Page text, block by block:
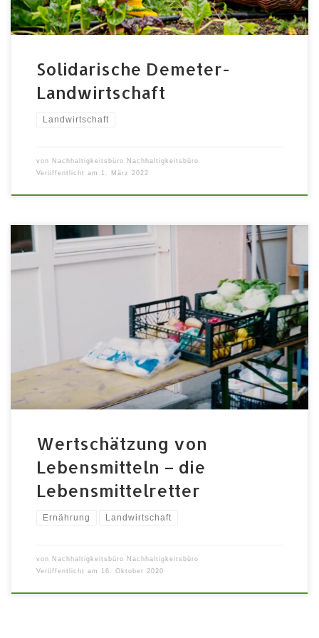
Solidarische Demeter-
Landwirtschaft
Landwirtschaft
von Nachhaltigkeitsbüro Nachhaltigkeitsbüro
Veröffentlicht am
1. März 2022
Lebensmittel retten & mehr bietet in der Region Fürth
die Möglichkeit, überschüssige Lebensmittel kostenlos
abzugeben oder abzuholen. Wir sind momentan rund
60 Lebensmittelretter, die an ca. 80 Terminen in der
Woche Lebensmittel von Supermärkten, Bäckereien
usw. sortieren und abholen.
Lebensmittelverteilstellen im Fürther Stadtgebiet:
Zusätzlich werden im Hof der Diakonie und […]
Wertschätzung von
Lebensmitteln – die
Lebensmittelretter
Ernährung Landwirtschaft
von Nachhaltigkeitsbüro Nachhaltigkeitsbüro
Veröffentlicht am
16. Oktober 2020